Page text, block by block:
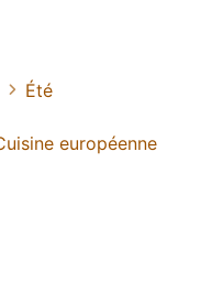
Été
européenne